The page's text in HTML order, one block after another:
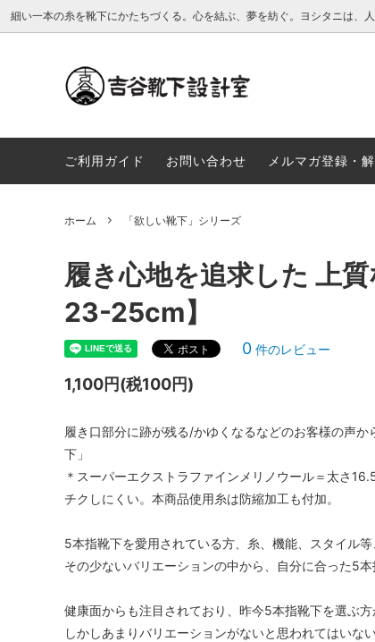
細い一本の糸を靴下にかたちづくる。心を結ぶ、夢を紡ぐ。ヨシタニは、人
「欲しい靴下」シリーズ 「
ご利用ガイド
お問い合わせ メルマガ登録・
ホーム 「欲しい靴下」シリーズ
履き心地を追求した 上
23-25cm】
0 件のレビュー
1,100円(税100円)
履き口部分に跡が残る/かゆくなるなどのお客様の声
下」
＊スーパーエクストラファインメリノウール＝太さ
チクしにくい。本商品使用糸は防縮加工も付加。
5本指靴下を愛用されている方、糸、機能、スタイル
その少ないバリエーションの中から、自分に合った5
健康面からも注目されており、昨今5本指靴下を選ぶ方
しかしあまりバリエーションがないと思われてはいな